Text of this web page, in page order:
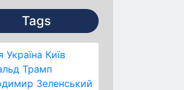
Tags
Україна Київ
Трамп
Зеленський